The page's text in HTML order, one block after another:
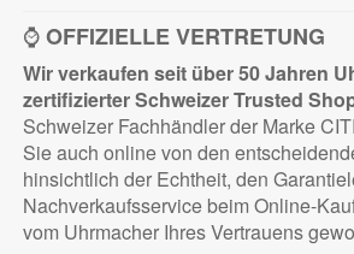
⌚OFFIZIELLE VERTRETUNG
Wir verkaufen seit über 50 Jahren
zertifizierterSchweizer Trusted
Schweizer Fachhändler der Marke
Sie auch online von den
hinsichtlich der Echtheit, den
Nachverkaufsservice beim Online-
vom Uhrmacher Ihres Vertrauens